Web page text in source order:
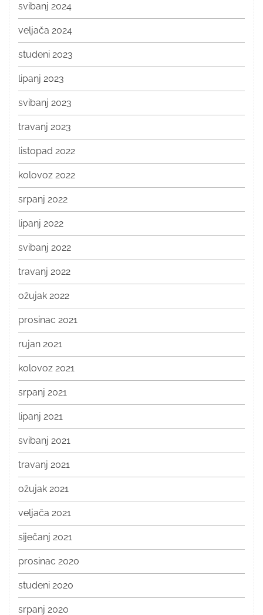
svibanj 2024
veljača 2024
studeni 2023
lipanj 2023
svibanj 2023
travanj 2023
listopad 2022
kolovoz 2022
srpanj 2022
lipanj 2022
svibanj 2022
travanj 2022
ožujak 2022
prosinac 2021
rujan 2021
kolovoz 2021
srpanj 2021
lipanj 2021
svibanj 2021
travanj 2021
ožujak 2021
veljača 2021
siječanj 2021
prosinac 2020
studeni 2020
srpanj 2020